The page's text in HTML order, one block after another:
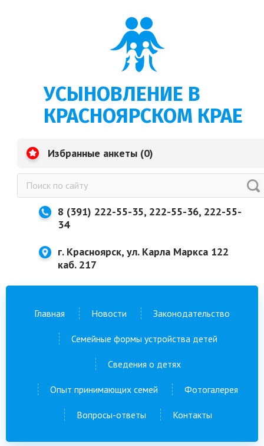
УСЫНОВЛЕНИЕ В
КРАСНОЯРСКОМ КРАЕ
Избранные анкеты (0)
8 (391) 222-55-35, 222-55-36, 222-55-
34
г. Красноярск, ул. Карла Маркса 122
каб. 217
Главная Новости Законодательство
Семейные формы устройства детей
Сведения о детях
Опыт принимающих семей Фотогалерея
Вопросы-ответы Контакты